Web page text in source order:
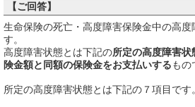
【ご回答】
生命保険の死亡・高度障害保険金中の高度
す。
高度障害状態とは下記の所定の高度障害
険金額と同額の保険金をお支払いするもの
所定の高度障害状態とは下記の７項目です。